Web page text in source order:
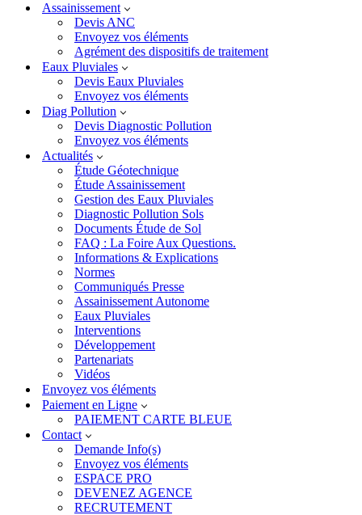
Assainissement
Devis ANC
Envoyez vos éléments
Agrément des dispositifs de traitement
Eaux Pluviales
Devis Eaux Pluviales
Envoyez vos éléments
Diag Pollution
Devis Diagnostic Pollution
Envoyez vos éléments
Actualités
Étude Géotechnique
Étude Assainissement
Gestion des Eaux Pluviales
Diagnostic Pollution Sols
Documents Étude de Sol
FAQ : La Foire Aux Questions.
Informations & Explications
Normes
Communiqués Presse
Assainissement Autonome
Eaux Pluviales
Interventions
Développement
Partenariats
Vidéos
Envoyez vos éléments
Paiement en Ligne
PAIEMENT CARTE BLEUE
Contact
Demande Info(s)
Envoyez vos éléments
ESPACE PRO
DEVENEZ AGENCE
RECRUTEMENT